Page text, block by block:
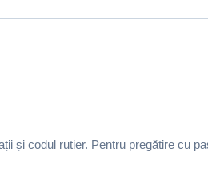
și codul rutier. Pentru pregătire cu